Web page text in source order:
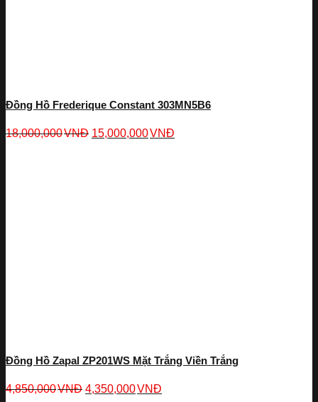
Đồng Hồ Frederique Constant 303MN5B6
18,000,000VNĐ 15,000,000VNĐ
Đồng Hồ Zapal ZP201WS Mặt Trắng Viền Trắng
4,850,000VNĐ 4,350,000VNĐ